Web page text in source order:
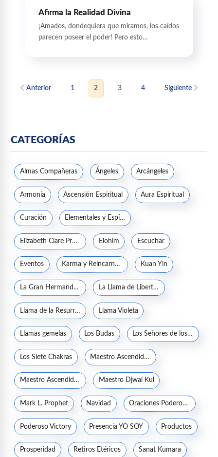
Afirma la Realidad Divina
¡Amados, dondequiera que miramos, los caídos
parecen poseer el poder! Pero esto…
Anterior 1 2 3 4 Siguiente
CATEGORÍAS
Almas Compañeras Ángeles Arcángeles
Armonía Ascensión Espiritual Aura Espiritual
Curación Elementales y Espíritus de la naturaleza
Elizabeth Clare Prophet Elohim Escuchar
Eventos Karma y Reincarnación Kuan Yin
La Gran Hermandad Blanca La Llama de Libertad
Llama de la Resurrección Llama Violeta
Llamas gemelas Los Budas Los Señores de los Siete Rayos
Los Siete Chakras Maestro Ascendido Jesucristo
Maestro Ascendido Kuthumi Maestro Djwal Kul
Mark L. Prophet Navidad Oraciones Poderosas
Poderoso Victory Presencia YO SOY Productos
Prosperidad Retiros Etéricos Sanat Kumara